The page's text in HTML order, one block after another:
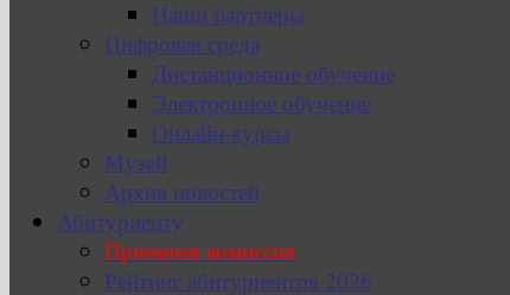
Наши партнеры
Цифровая среда
Дистанционное обучение
Электронное обучение
Онлайн-курсы
Музей
Архив новостей
Абитуриенту
Приемная комиссия
Рейтинг абитуриентов 2026